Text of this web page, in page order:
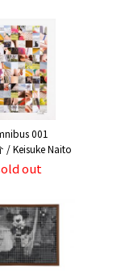
001
/ Keisuke Naito
out